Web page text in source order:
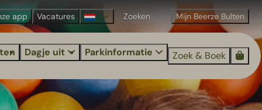
app Vacatures Mijn Beerze Bulten
Dagje uit Parkinformatie Zoek & Boek